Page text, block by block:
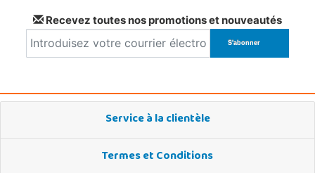
Recevez toutes nos promotions et nouveautés
Service à la clientèle
Termes et Conditions